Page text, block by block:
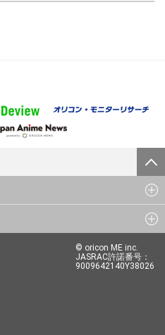
© oricon ME inc.
JASRAC許諾番号：
9009642140Y38026